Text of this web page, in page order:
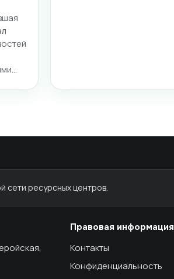
сети ресурсных центров.
Правовая информация
Контакты
Конфиденциальность